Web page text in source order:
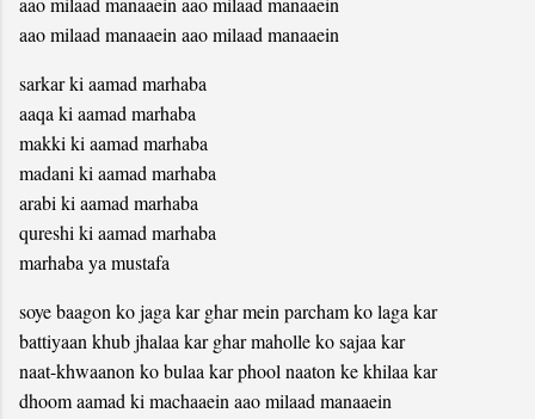
aao milaad manaaein aao milaad manaaein
sarkar ki aamad marhaba
aaqa ki aamad marhaba
makki ki aamad marhaba
madani ki aamad marhaba
arabi ki aamad marhaba
qureshi ki aamad marhaba
marhaba ya mustafa
soye baagon ko jaga kar ghar mein parcham ko laga kar
battiyaan khub jhalaa kar ghar maholle ko sajaa kar
naat-khwaanon ko bulaa kar phool naaton ke khilaa kar
dhoom aamad ki machaaein aao milaad manaaein